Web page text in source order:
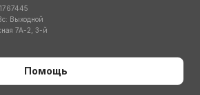
Выходной
7А-2, 3-й
Помощь